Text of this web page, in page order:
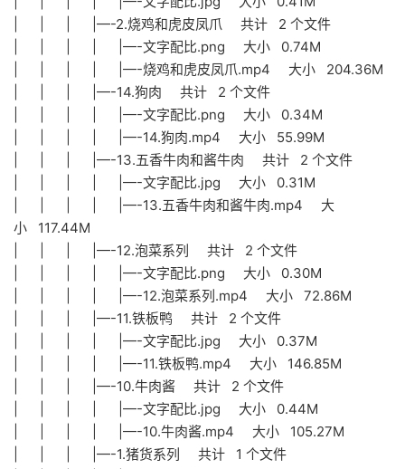
| | | |—-2.烧鸡和虎皮凤爪 共计 2 个文件
| | | | |—-文字配比.png 大小 0.74M
| | | | |—-烧鸡和虎皮凤爪.mp4 大小 204.36M
| | | |—-14.狗肉 共计 2 个文件
| | | | |—-文字配比.png 大小 0.34M
| | | | |—-14.狗肉.mp4 大小 55.99M
| | | |—-13.五香牛肉和酱牛肉 共计 2 个文件
| | | | |—-文字配比.jpg 大小 0.31M
| | | | |—-13.五香牛肉和酱牛肉.mp4 大
小 117.44M
| | | |—-12.泡菜系列 共计 2 个文件
| | | | |—-文字配比.png 大小 0.30M
| | | | |—-12.泡菜系列.mp4 大小 72.86M
| | | |—-11.铁板鸭 共计 2 个文件
| | | | |—-文字配比.jpg 大小 0.37M
| | | | |—-11.铁板鸭.mp4 大小 146.85M
| | | |—-10.牛肉酱 共计 2 个文件
| | | | |—-文字配比.jpg 大小 0.44M
| | | | |—-10.牛肉酱.mp4 大小 105.27M
| | | |—-1.猪货系列 共计 1 个文件